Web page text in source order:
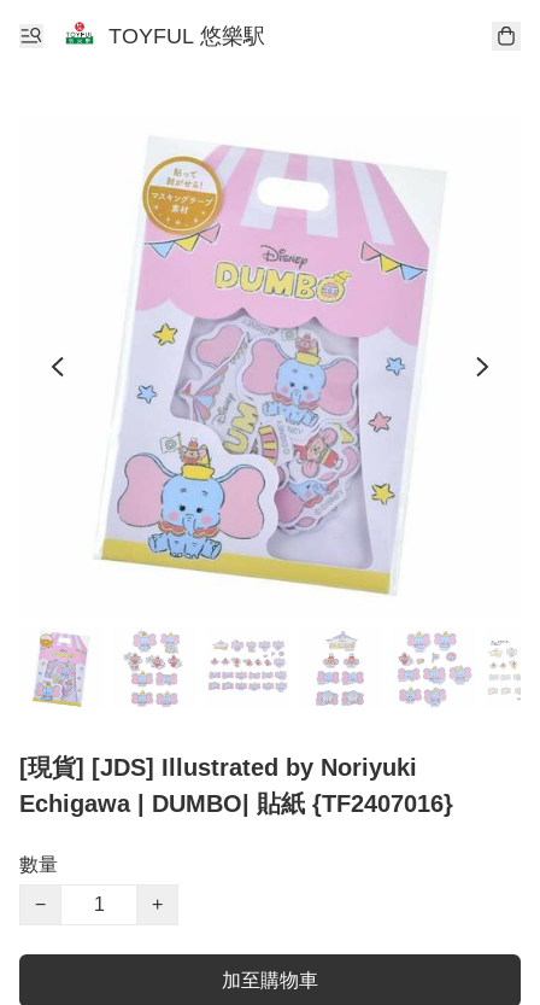
TOYFUL 悠樂駅
[現貨] [JDS] Illustrated by Noriyuki
Echigawa | DUMBO| 貼紙 {TF2407016}
數量
−
+
加至購物車